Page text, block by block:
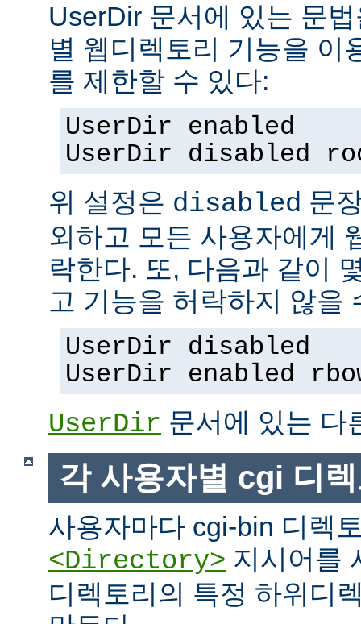
UserDir 문서에 있는 문
별 웹디렉토리 기능을 이
를 제한할 수 있다:
UserDir enabled
UserDir disabled
위 설정은 disabled 문
외하고 모든 사용자에게
락한다. 또, 다음과 같이
고 기능을 허락하지 않을
UserDir disabled
UserDir enabled
UserDir 문서에 있는 다
각 사용자별 cgi 디
사용자마다 cgi-bin 디렉
<Directory> 지시어를
디렉토리의 특정 하위디